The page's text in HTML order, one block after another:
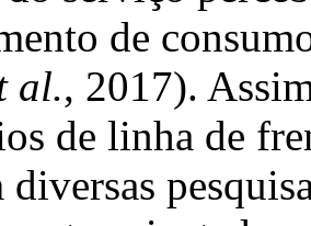
de
al., 2017).
de linha de
diversas